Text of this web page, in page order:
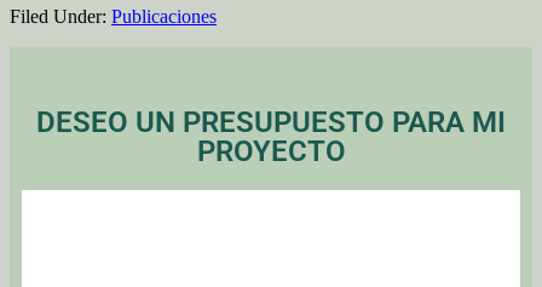
Filed Under: Publicaciones
DESEO UN PRESUPUESTO PARA MI
PROYECTO